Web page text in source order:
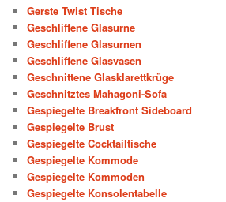
Gerste Twist Tische
Geschliffene Glasurne
Geschliffene Glasurnen
Geschliffene Glasvasen
Geschnittene Glasklarettkrüge
Geschnitztes Mahagoni-Sofa
Gespiegelte Breakfront Sideboard
Gespiegelte Brust
Gespiegelte Cocktailtische
Gespiegelte Kommode
Gespiegelte Kommoden
Gespiegelte Konsolentabelle